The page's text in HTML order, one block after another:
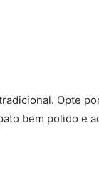
Opte
bem polido e